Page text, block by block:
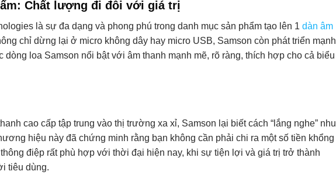
Chất lượng đi đôi với giá trị
là sự đa dạng và phong phú trong danh mục sản phẩm tạo lên 1 dàn âm
chỉ dừng lại ở micro không dây hay micro USB, Samson còn phát triển mạnh
dòng loa Samson nổi bật với âm thanh mạnh mẽ, rõ ràng, thích hợp cho cả biểu
cao cấp tập trung vào thị trường xa xỉ, Samson lại biết cách “lắng nghe” nhu
hiệu này đã chứng minh rằng bạn không cần phải chi ra một số tiền khổng
điệp rất phù hợp với thời đại hiện nay, khi sự tiện lợi và giá trị trở thành
tiêu dùng.